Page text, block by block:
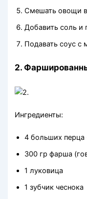
Смешать овощи в
Добавить соль и
Подавать соус
2.
Ингредиенты:
4 больших перца
300 гр фарша
1 луковица
1 зубчик чеснока